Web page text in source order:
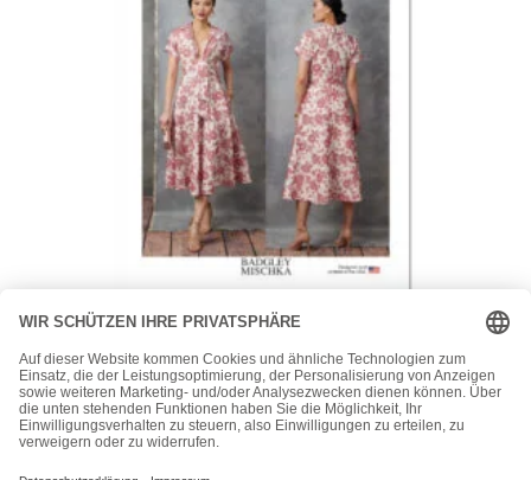
Vogue
Vogue Schnittmuster V1898 – elegantes Sommerkleid
26,00€